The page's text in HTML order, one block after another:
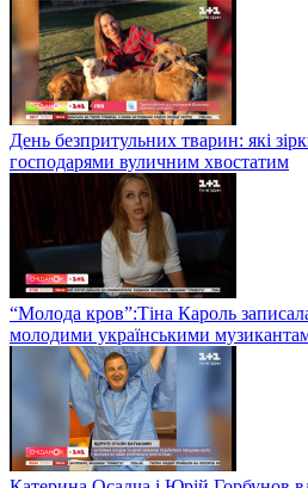
День безпритульних тварин: які
господарями вуличним хвостатим
“Молода кров”:Тіна Кароль
молодими українськими